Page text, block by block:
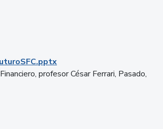
profesor César Ferrari, Pasado,